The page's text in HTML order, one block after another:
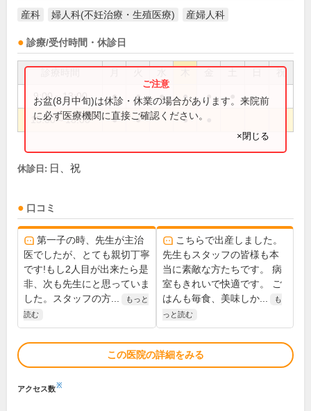
産科 婦人科(不妊治療・生殖医療) 産婦人科
診療/受付時間・休診日
祝
9:00～13:00 ● ● ● ● ●
15:00～18:00 ● ● ●
お盆(8月中旬)は休診・休業の場合があります。来院前
に必ず医療機関に直接ご確認ください。
×閉じる
休診日: 日、祝
口コミ
第一子の時、先生が主治
医でしたが、とても親切丁寧
です!もし2人目が出来たら是
非、次も先生にと思っていま
した。スタッフの方...
もっと
読む
こちらで出産しました。
先生もスタッフの皆様も本
当に素敵な方たちです。 病
室もきれいで快適です。 ご
はんも毎食、美味しか...
も
っと読む
この医院の詳細をみる
アクセス数※